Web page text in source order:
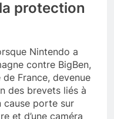
protection
Nintendo a
contre BigBen,
France, devenue
des brevets liés à
cause porte sur
et d’une caméra